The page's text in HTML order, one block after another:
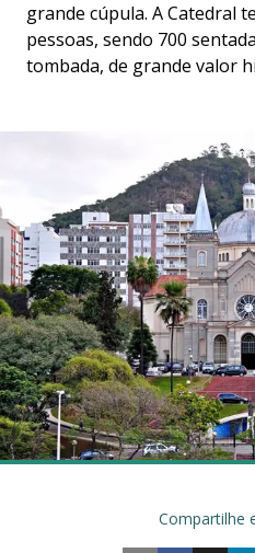
grande cúpula. A Catedral
pessoas, sendo 700
tombada, de grande valor
Compartilhe